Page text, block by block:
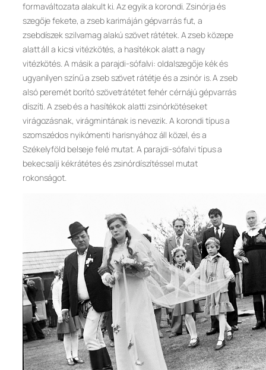
formaváltozata alakult ki. Az egyik a korondi. Zsinórja és
szegője fekete, a zseb karimáján gépvarrás fut, a
zsebdíszek szilvamag alakú szövet rátétek. A zseb közepe
alatt áll a kicsi vitézkötés, a hasítékok alatt a nagy
vitézkötés. A másik a parajdi-sófalvi: oldalszegője kék és
ugyanilyen színű a zseb szövet rátétje és a zsinór is. A zseb
alsó peremét borító szövetrátétet fehér cérnájú gépvarrás
díszíti. A zseb és a hasítékok alatti zsinórkötéseket
virágozásnak, virágmintának is nevezik. A korondi típus a
szomszédos nyikómenti harisnyához áll közel, és a
Székelyföld belseje felé mutat. A parajdi-sófalvi típus a
bekecsalji kékrátétes és zsinórdíszítéssel mutat
rokonságot.